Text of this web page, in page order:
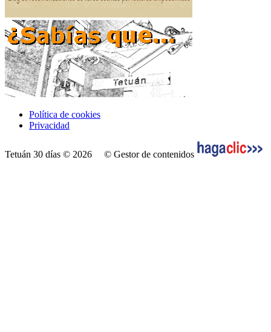
Política de cookies
Privacidad
Tetuán 30 días © 2026 © Gestor de contenidos